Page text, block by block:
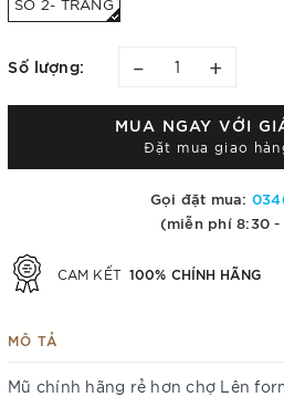
SỐ 2- TRẮNG
Số lượng: – +
MUA NGAY VỚI
Đặt mua giao
Gọi đặt mua:
(miễn phí 8:30 -
CAM KẾT 100% CHÍNH HÃNG
MÔ TẢ
Mũ chính hãng rẻ hơn chợ Lên